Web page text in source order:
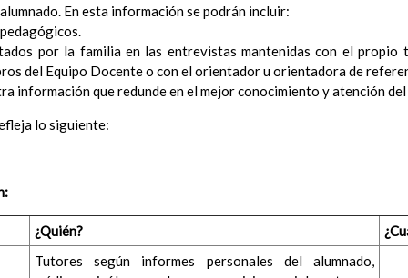
y concreciÃ³n de los contenidos curriculares, asÃ­ como el
en valores y otras enseÃ±anzas
Infantil (Segundo Ciclo)
15 noviembre 2019
Objetivos generales 15 noviembre 2019
Ãreas Curriculares
curriculares.
noviembre 2019
InterrelaciÃ³n familiar-centro educativo
AtenciÃ³n a la diversidad
Proyecto curricular de ReligiÃ³n CatÃ³lica en Segundo Ciclo de
En esta información se podrán incluir:
por la familia en las entrevistas mantenidas con el
del Equipo Docente o con el orientador u orientadora de
información que redunde en el mejor conocimiento y atención del
lo siguiente:
¿Quién?
Tutores según informes personales del alumnado,